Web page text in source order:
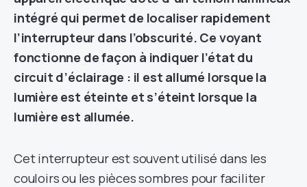
intégré qui permet de localiser rapidement
l’interrupteur dans l’obscurité. Ce voyant
fonctionne de façon à indiquer l’état du
circuit d’éclairage : il est allumé lorsque la
lumière est éteinte et s’éteint lorsque la
lumière est allumée.
Cet interrupteur est souvent utilisé dans les
couloirs ou les pièces sombres pour faciliter